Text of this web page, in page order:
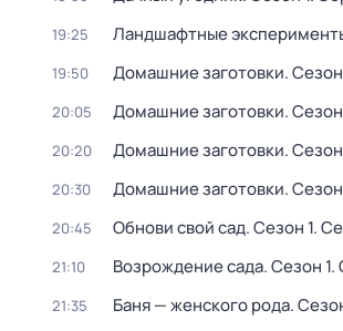
19:25 Ландшафтные
19:50 Домашние заготовки.
20:05 Домашние заготовки.
20:20 Домашние заготовки.
20:30 Домашние заготовки.
20:45 Обнови свой сад. Сезон 1.
21:10 Возрождение сада. Сезон 1.
21:35 Баня — женского рода.